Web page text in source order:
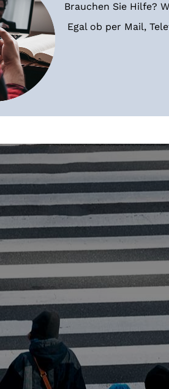
Brauchen Sie Hilfe?
Egal ob per Mail,